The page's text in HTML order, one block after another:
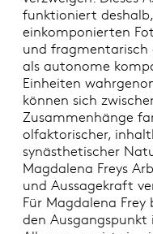
funktioniert
einkomponierten
und
als autonome
Einheiten
können sich
Zusammenhänge
olfaktorischer,
synästhetischer
Magdalena Freys
und Aussagekraft
Für Magdalena
den